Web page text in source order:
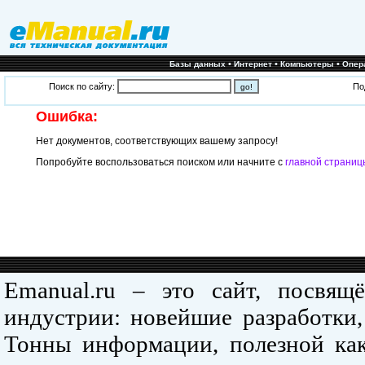
Базы данных•Интернет•Компьютеры•
Поиск по сайту:
Ошибка:
Нет документов, соответствующих вашему запросу!
Попробуйте воспользоваться поиском или начните с главной
Emanual.ru – это сайт,
индустрии: новейшие
Тонны информации, полезной